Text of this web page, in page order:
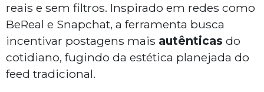
reais e sem filtros. Inspirado em redes como
BeReal e Snapchat, a ferramenta busca
incentivar postagens mais autênticas do
cotidiano, fugindo da estética planejada do
feed tradicional.